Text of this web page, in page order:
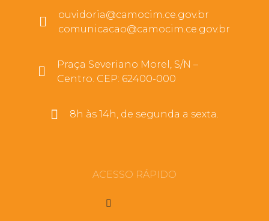
ouvidoria@camocim.ce.gov.br
comunicacao@camocim.ce.gov.br
Praça Severiano Morel, S/N –
Centro. CEP: 62400-000
8h às 14h, de segunda a sexta.
ACESSO RÁPIDO